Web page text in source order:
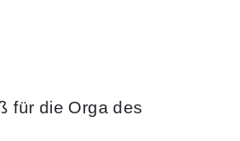
für die Orga des